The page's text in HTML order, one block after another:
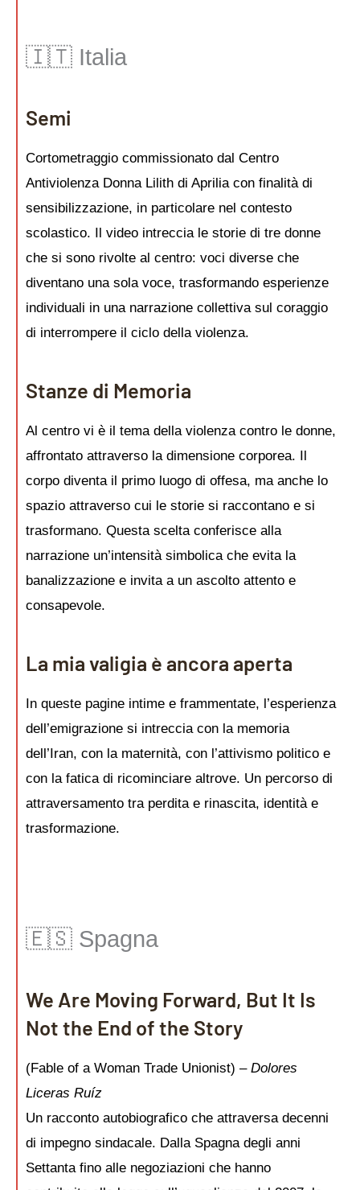
🇮🇹 Italia
Semi
Cortometraggio commissionato dal Centro
Antiviolenza Donna Lilith di Aprilia con finalità di
sensibilizzazione, in particolare nel contesto
scolastico. Il video intreccia le storie di tre donne
che si sono rivolte al centro: voci diverse che
diventano una sola voce, trasformando esperienze
individuali in una narrazione collettiva sul coraggio
di interrompere il ciclo della violenza.
Stanze di Memoria
Al centro vi è il tema della violenza contro le donne,
affrontato attraverso la dimensione corporea. Il
corpo diventa il primo luogo di offesa, ma anche lo
spazio attraverso cui le storie si raccontano e si
trasformano. Questa scelta conferisce alla
narrazione un’intensità simbolica che evita la
banalizzazione e invita a un ascolto attento e
consapevole.
La mia valigia è ancora aperta
In queste pagine intime e frammentate, l’esperienza
dell’emigrazione si intreccia con la memoria
dell’Iran, con la maternità, con l’attivismo politico e
con la fatica di ricominciare altrove. Un percorso di
attraversamento tra perdita e rinascita, identità e
trasformazione.
🇪🇸 Spagna
We Are Moving Forward, But It Is
Not the End of the Story
(Fable of a Woman Trade Unionist) – Dolores
Liceras Ruíz
Un racconto autobiografico che attraversa decenni
di impegno sindacale. Dalla Spagna degli anni
Settanta fino alle negoziazioni che hanno